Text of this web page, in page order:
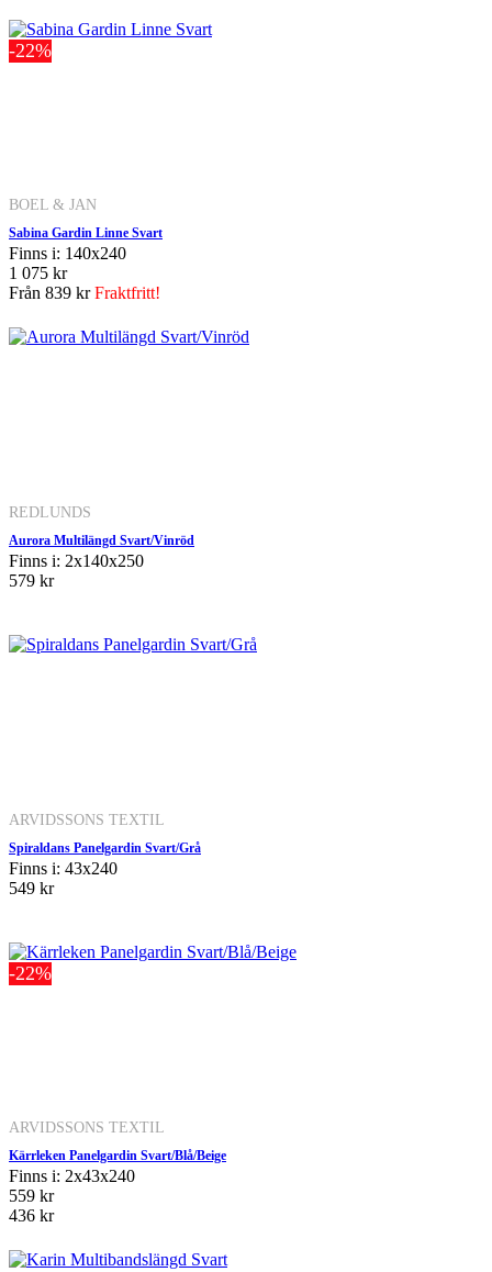
-22%
BOEL & JAN
Sabina Gardin Linne Svart
Finns i: 140x240
1 075 kr
Från 839 krFraktfritt!
REDLUNDS
Aurora Multilängd Svart/Vinröd
Finns i: 2x140x250
579 kr
ARVIDSSONS TEXTIL
Spiraldans Panelgardin Svart/Grå
Finns i: 43x240
549 kr
-22%
ARVIDSSONS TEXTIL
Kärrleken Panelgardin Svart/Blå/Beige
Finns i: 2x43x240
559 kr
436 kr